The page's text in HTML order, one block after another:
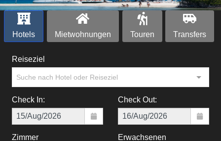
Hotels Mietwohnungen Touren Тransfers
Reiseziel
Suche nach Hotel oder Reiseziel
Check In: Check Out:
Zimmer Erwachsenen